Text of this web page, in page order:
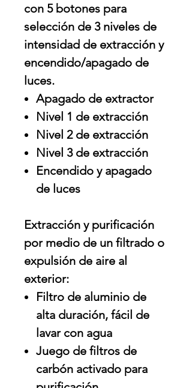
con 5 botones para
selección de 3 niveles de
intensidad de extracción y
encendido/apagado de
luces.
Apagado de extractor
Nivel 1 de extracción
Nivel 2 de extracción
Nivel 3 de extracción
Encendido y apagado
de luces
Extracción y purificación
por medio de un filtrado o
expulsión de aire al
exterior:
Filtro de aluminio de
alta duración, fácil de
lavar con agua
Juego de filtros de
carbón activado para